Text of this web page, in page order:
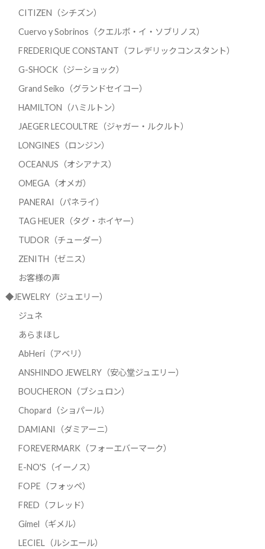
CITIZEN（シチズン）
Cuervo y Sobrinos（クエルボ・イ・ソブリノス）
FREDERIQUE CONSTANT（フレデリックコンスタント）
G-SHOCK（ジーショック）
Grand Seiko（グランドセイコー）
HAMILTON（ハミルトン）
JAEGER LECOULTRE（ジャガー・ルクルト）
LONGINES（ロンジン）
OCEANUS（オシアナス）
OMEGA（オメガ）
PANERAI（パネライ）
TAG HEUER（タグ・ホイヤー）
TUDOR（チューダー）
ZENITH（ゼニス）
お客様の声
◆JEWELRY（ジュエリー）
ジュネ
あらまほし
AbHeri（アベリ）
ANSHINDO JEWELRY（安心堂ジュエリー）
BOUCHERON（ブシュロン）
Chopard（ショパール）
DAMIANI（ダミアーニ）
FOREVERMARK（フォーエバーマーク）
E-NO'S（イーノス）
FOPE（フォッペ）
FRED（フレッド）
Gimel（ギメル）
LECIEL（ルシエール）